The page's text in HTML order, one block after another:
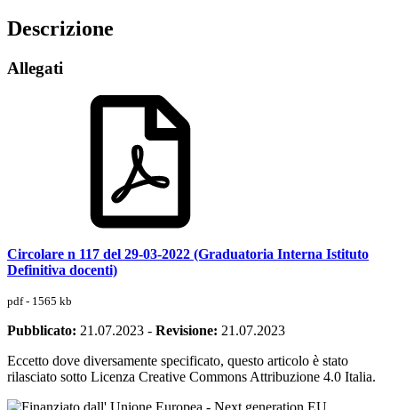
Descrizione
Allegati
Circolare n 117 del 29-03-2022 (Graduatoria Interna Istituto
Definitiva docenti)
pdf - 1565 kb
Pubblicato: 21.07.2023 - Revisione: 21.07.2023
Eccetto dove diversamente specificato, questo articolo è stato
rilasciato sotto Licenza Creative Commons Attribuzione 4.0 Italia.